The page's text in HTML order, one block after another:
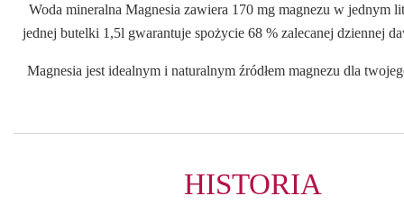
Woda mineralna Magnesia zawiera 170 mg magnezu w jednym
jednej butelki 1,5l gwarantuje spożycie 68 % zalecanej dziennej
Magnesia jest idealnym i naturalnym źródłem magnezu dla
HISTORIA